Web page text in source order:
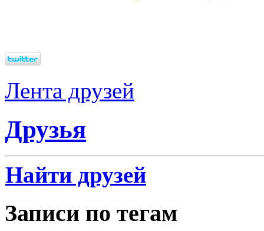
Лента друзей
Друзья
Найти друзей
Записи по тегам